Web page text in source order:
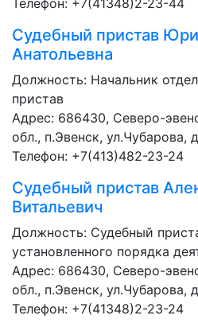
Телефон: +7(41348)2-23-44
Судебный пристав
Анатольевна
Должность: Начальник
пристав
Адрес: 686430, Северо-
обл., п.Эвенск, ул.Чубарова,
Телефон: +7(413)482-23-24
Судебный пристав
Витальевич
Должность: Судебный
установленного порядка
Адрес: 686430, Северо-
обл., п.Эвенск, ул.Чубарова,
Телефон: +7(41348)2-23-24